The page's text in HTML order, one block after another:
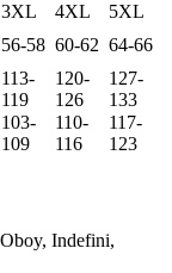
3XL 4XL
5XL
56-58 60-62 64-66
113-
119
120-
126
127-
133
103-
109
110-
116
117-
123